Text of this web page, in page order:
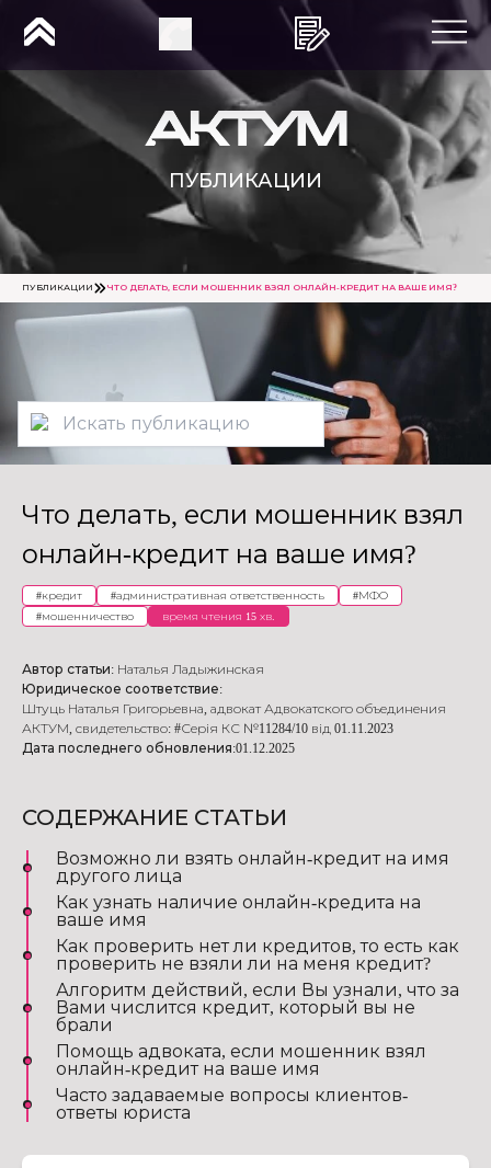
ПУБЛИКАЦИИ
ПУБЛИКАЦИИ ЧТО ДЕЛАТЬ, ЕСЛИ МОШЕННИК ВЗЯЛ ОНЛАЙН-КРЕДИТ НА ВАШЕ ИМЯ?
Что делать, если мошенник взял
онлайн-кредит на ваше имя?
#кредит #административная ответственность #МФО
#мошенничество время чтения 15 хв.
Автор статьи: Наталья Ладыжинская
Юридическое соответствие:
Штуць Наталья Григорьевна, адвокат Адвокатского объединения
АКТУМ, свидетельство: #Серія КС №11284/10 від 01.11.2023
Дата последнего обновления:01.12.2025
СОДЕРЖАНИЕ СТАТЬИ
Возможно ли взять онлайн-кредит на имя
другого лица
Как узнать наличие онлайн-кредита на
ваше имя
Как проверить нет ли кредитов, то есть как
проверить не взяли ли на меня кредит?
Алгоритм действий, если Вы узнали, что за
Вами числится кредит, который вы не
брали
Помощь адвоката, если мошенник взял
онлайн-кредит на ваше имя
Часто задаваемые вопросы клиентов-
ответы юриста